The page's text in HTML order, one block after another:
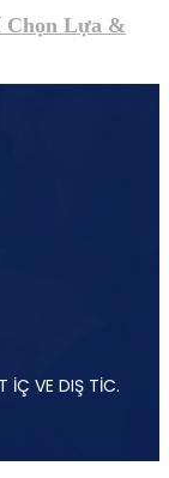
Chọn Lựa &
İÇ VE DIŞ TİC.